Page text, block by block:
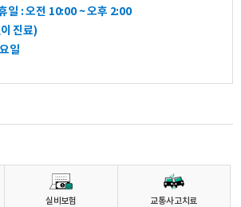
일 :오전 10:00 ~ 오후 2:00
진료)
일
실비보험 교통사고치료